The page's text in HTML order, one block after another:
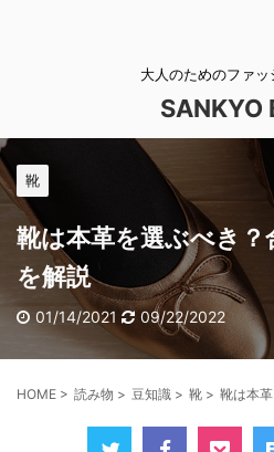
大人のためのファッ
SANKYO
靴
靴は本革を選ぶべき？
を解説
01/14/2021 09/22/2022
HOME > 読み物 > 豆知識 > 靴 > 靴は本